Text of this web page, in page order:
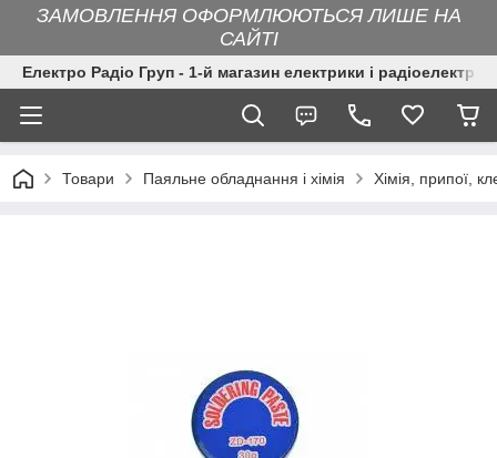
ЗАМОВЛЕННЯ ОФОРМЛЮЮТЬСЯ ЛИШЕ НА
САЙТІ
Електро Радіо Груп - 1-й магазин електрики і
Товари Паяльне обладнання і хімія Хімія, припої,